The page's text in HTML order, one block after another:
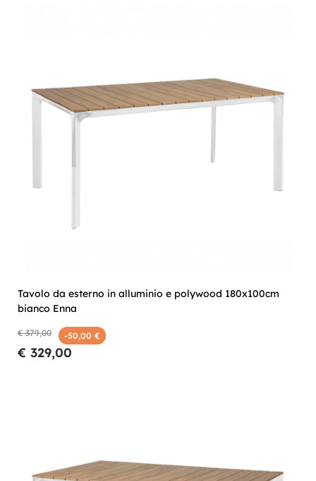
Tavolo da esterno in alluminio e polywood 180x100cm
bianco Enna
€ 379,00 -50,00 €
€ 329,00